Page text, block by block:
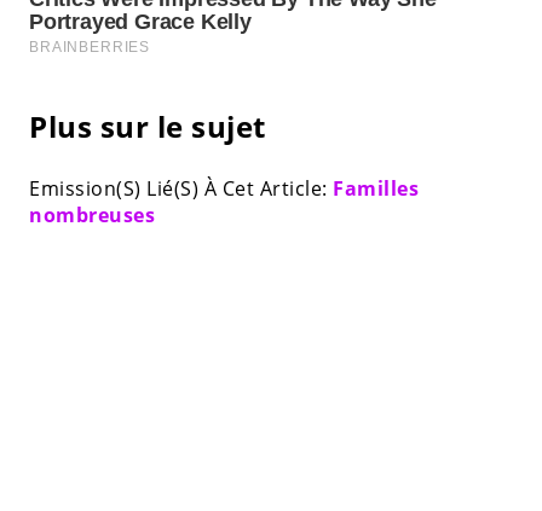
Plus sur le sujet
Emission(S) Lié(S) À Cet Article: Familles
nombreuses